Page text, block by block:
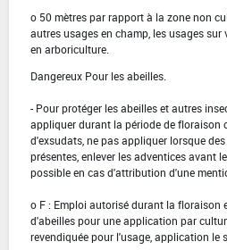
o 50 mètres par rapport à la zone non
autres usages en champ, les usages
en arboriculture.
Dangereux Pour les abeilles.
- Pour protéger les abeilles et autres
appliquer durant la période de floraison
d'exsudats, ne pas appliquer lorsque
présentes, enlever les adventices avant
possible en cas d'attribution d'une
o F : Emploi autorisé durant la floraison
d'abeilles pour une application par
revendiquée pour l'usage, application le